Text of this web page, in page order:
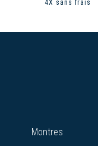
4X sans frais
Montres